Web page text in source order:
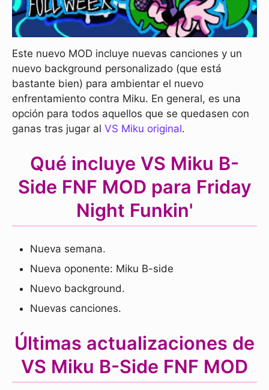
Este nuevo MOD incluye nuevas canciones y un
nuevo background personalizado (que está
bastante bien) para ambientar el nuevo
enfrentamiento contra Miku. En general, es una
opción para todos aquellos que se quedasen con
ganas tras jugar al VS Miku original.
Qué incluye VS Miku B-
Side FNF MOD para Friday
Night Funkin'
Nueva semana.
Nueva oponente: Miku B-side
Nuevo background.
Nuevas canciones.
Últimas actualizaciones de
VS Miku B-Side FNF MOD